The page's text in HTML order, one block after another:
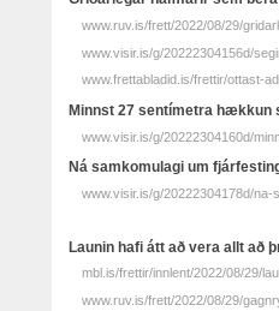
www.ruv.is/frett/2022/08/29/
www.visir.is/g/20222304156d/
www.frettabladid.is/frettir/ottast-
Minnst 27 sentímetra hækkun
www.visir.is/g/20222304160d/
Ná samkomulagi um
www.visir.is/g/20222304178d/
Launin hafi átt að vera allt að
mbl.is/frettir/innlent/2022/08/29/
www.ruv.is/frett/2022/08/29/